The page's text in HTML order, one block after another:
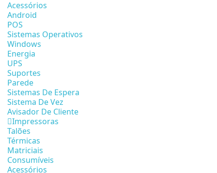
Acessórios
Android
POS
Sistemas Operativos
Windows
Energia
UPS
Suportes
Parede
Sistemas De Espera
Sistema De Vez
Avisador De Cliente
Impressoras
Talões
Térmicas
Matriciais
Consumíveis
Acessórios